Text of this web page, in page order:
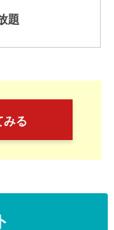
題
みる